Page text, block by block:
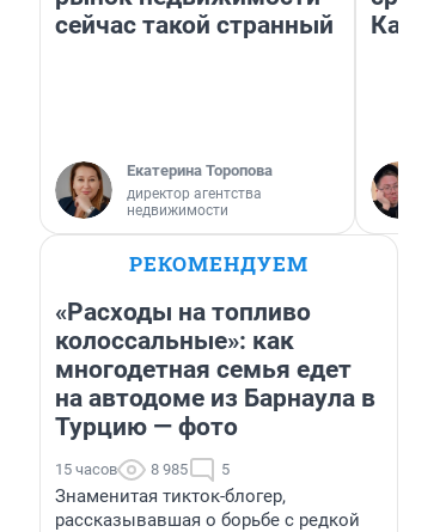
сейчас такой странный
Екатерина Торопова
директор агентства
недвижимости
РЕКОМЕНДУЕМ
«Расходы на топливо
колоссальные»: как
многодетная семья едет
на автодоме из Барнаула в
Турцию — фото
15 часов 8 985 5
Знаменитая тикток-блогер,
рассказывавшая о борьбе с редкой